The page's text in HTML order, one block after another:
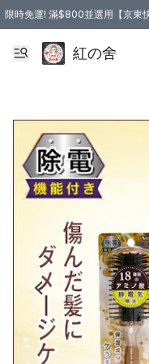
限時免運! 滿$800並選用【京東快
紅の舍